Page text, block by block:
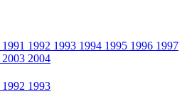
1991 1992 1993 1994 1995 1996 1997
2003 2004
1992 1993